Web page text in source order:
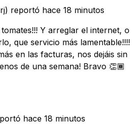
reportó hace 18 minutos
tomates!!! Y arreglar el internet, o
que servicio más lamentable!!!!
en las facturas, nos dejáis sin
de una semana! Bravo 👏🏾
hace 18 minutos